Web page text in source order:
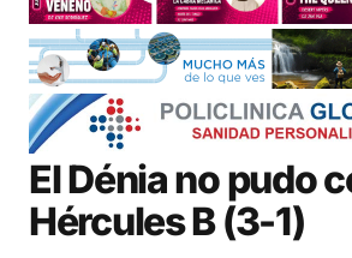
El Dénia no pudo
Hércules B (3-1)